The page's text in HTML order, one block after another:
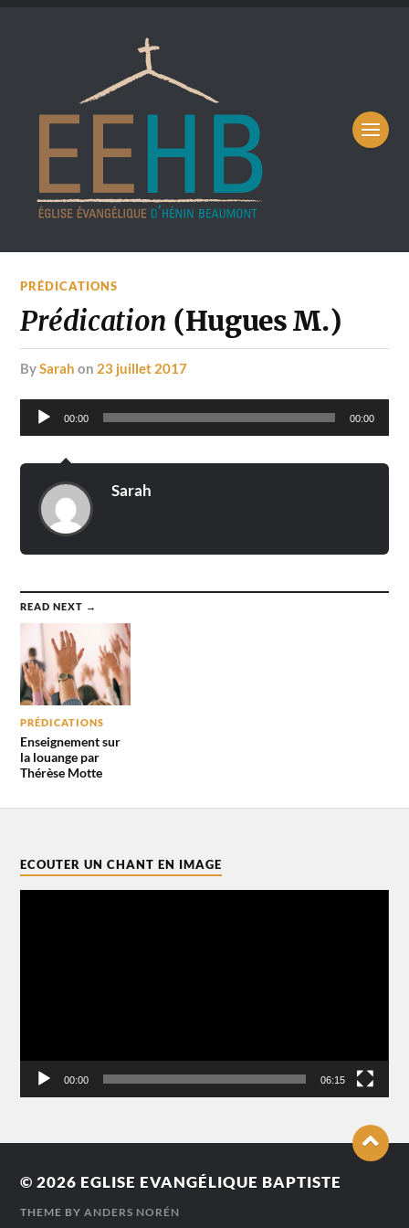
PRÉDICATIONS
Prédication (Hugues M.)
bySarah on 23 juillet 2017
Lecteur
audio
00:00 00:00
Sarah
READ NEXT →
PRÉDICATIONS
Enseignement sur
la louange par
Thérèse Motte
ECOUTER UN CHANT EN IMAGE
00:00 06:15
© 2026 EGLISE EVANGÉLIQUE BAPTISTE
THEME BYANDERS NORÉN